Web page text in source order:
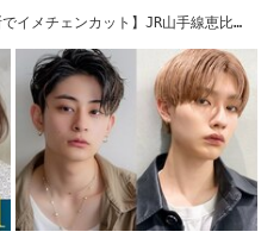
イメチェンカット】JR山手線恵比